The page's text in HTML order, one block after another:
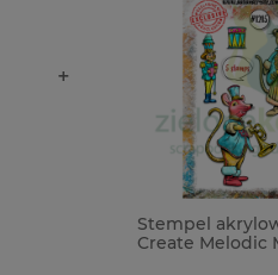
Stempel
Create Melodic